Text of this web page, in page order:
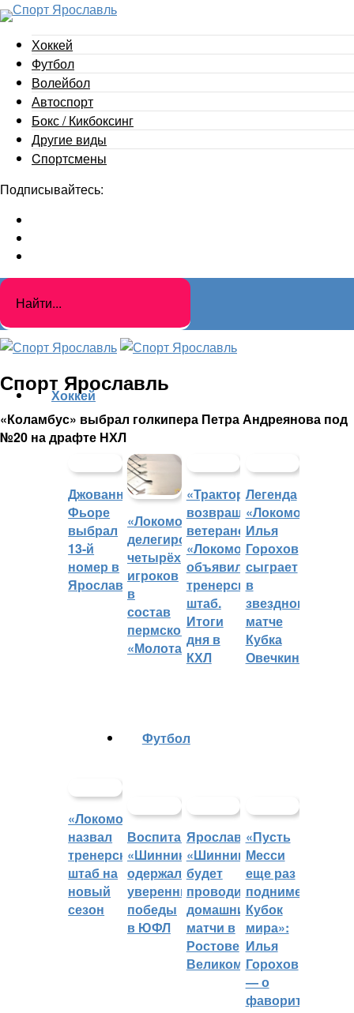
Хоккей
Футбол
Волейбол
Автоспорт
Бокс / Кикбоксинг
Другие виды
Cпортсмены
Подписывайтесь:
Спорт Ярославль
«Коламбус» выбрал голкипера Петра Андреянова под
№20 на драфте НХЛ
Хоккей
Джованни
Фьоре
выбрал
13-й
номер в
Ярославле
«Локомотив»
делегировал
четырёх
игроков
в
состав
пермского
«Молота»
«Трактор»
возвращает
ветеранов,
«Локомотив»
объявил
тренерский
штаб.
Итоги
дня в
КХЛ
Легенда
«Локомотива»
Илья
Горохов
сыграет
в
звездном
матче
Кубка
Овечкина
«Локомотив»
назвал
тренерский
штаб на
новый
сезон
Футбол
Воспитанники
«Шинника»
одержали
уверенные
победы
в ЮФЛ
Ярославский
«Шинник»
будет
проводить
домашние
матчи в
Ростове
Великом
«Пусть
Месси
еще раз
поднимет
Кубок
мира»:
Илья
Горохов
— о
фаворитах